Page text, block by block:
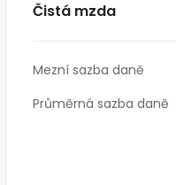
Čistá mzda
Mezní sazba daně
Průměrná sazba daně